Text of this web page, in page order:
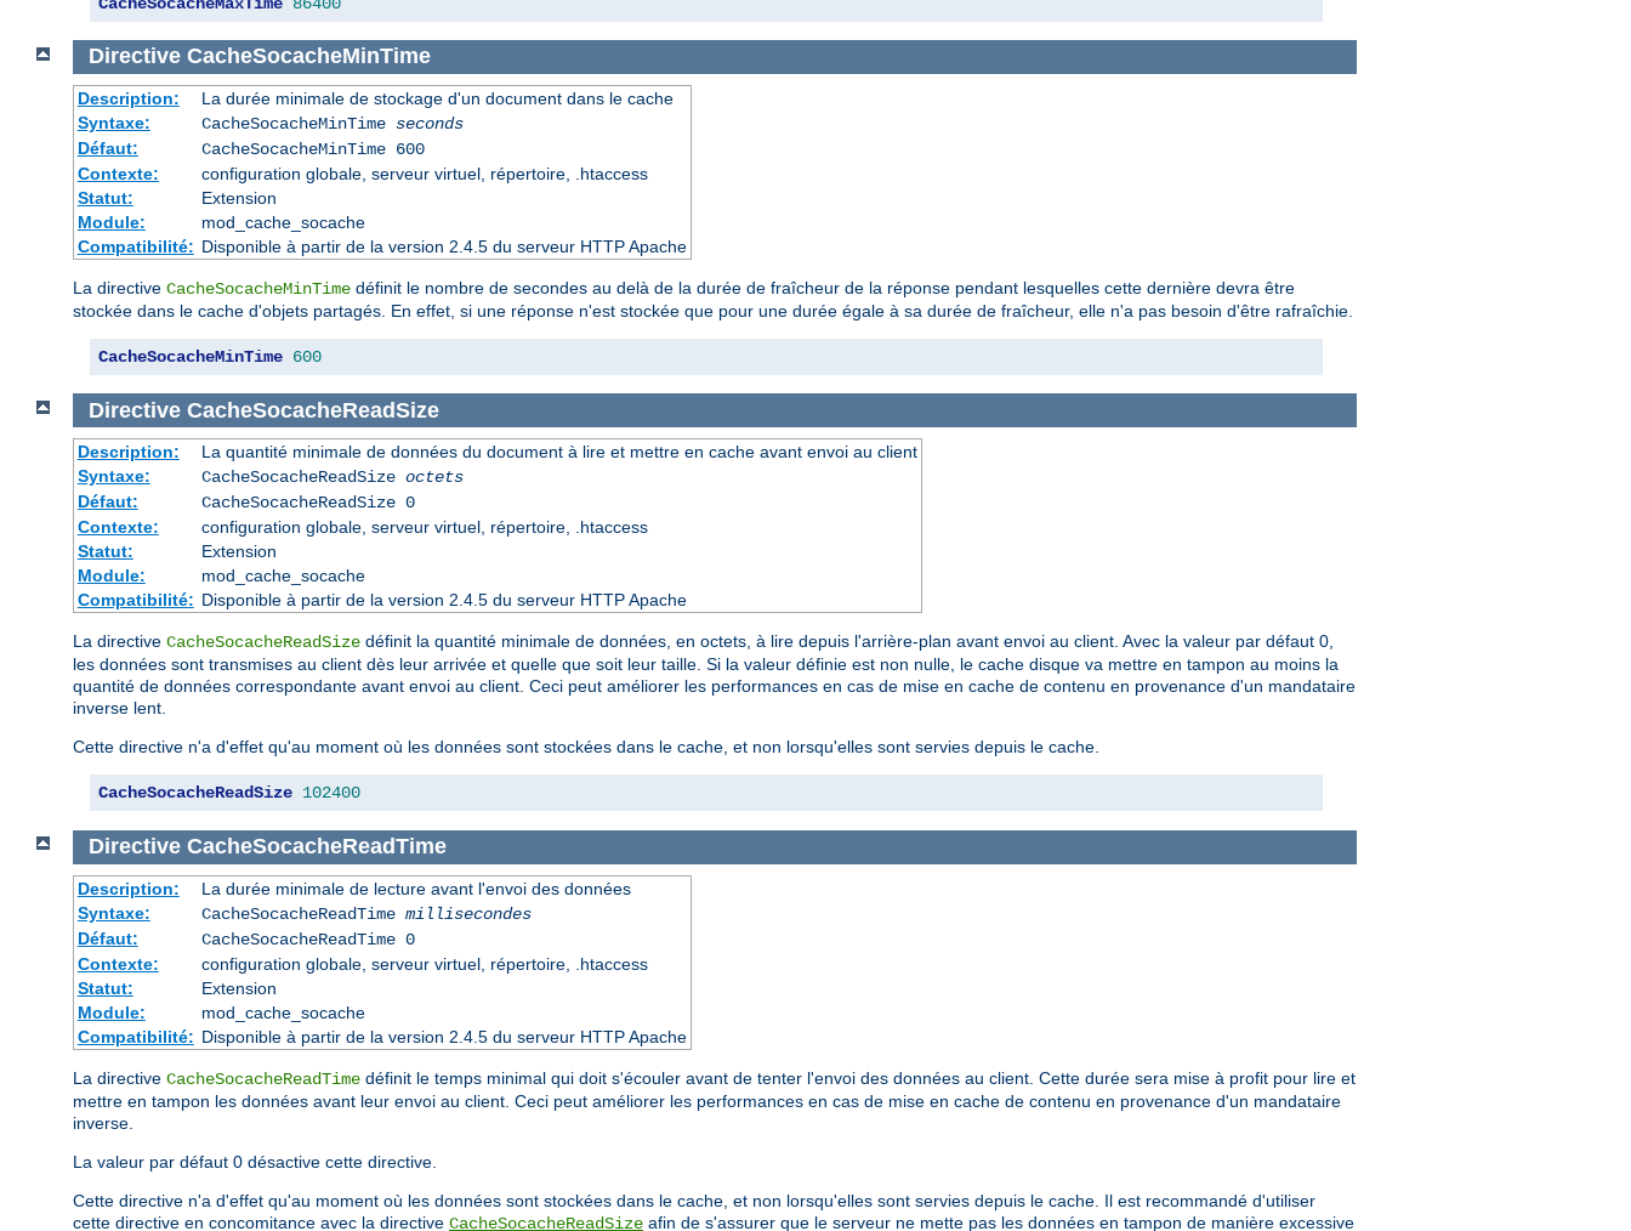
Directive CacheSocacheMinTime
Description:
La durée minimale de stockage d'un document dans le cache
Syntaxe:
CacheSocacheMinTime seconds
Défaut:
CacheSocacheMinTime 600
Contexte:
configuration globale, serveur virtuel, répertoire, .htaccess
Statut:
Extension
Module:
mod_cache_socache
Compatibilité: Disponible à partir de la version 2.4.5 du serveur HTTP Apache
La directive CacheSocacheMinTime définit le nombre de secondes au delà de la durée de fraîcheur de la réponse pendant lesquelles cette dernière devra être
stockée dans le cache d'objets partagés. En effet, si une réponse n'est stockée que pour une durée égale à sa durée de fraîcheur, elle n'a pas besoin d'être rafraîchie.
CacheSocacheMinTime 600
Directive CacheSocacheReadSize
Description:
La quantité minimale de données du document à lire et mettre en cache avant envoi au client
Syntaxe:
CacheSocacheReadSize octets
Défaut:
CacheSocacheReadSize 0
Contexte:
configuration globale, serveur virtuel, répertoire, .htaccess
Statut:
Extension
Module:
mod_cache_socache
Compatibilité: Disponible à partir de la version 2.4.5 du serveur HTTP Apache
La directive CacheSocacheReadSize définit la quantité minimale de données, en octets, à lire depuis l'arrière-plan avant envoi au client. Avec la valeur par défaut 0,
les données sont transmises au client dès leur arrivée et quelle que soit leur taille. Si la valeur définie est non nulle, le cache disque va mettre en tampon au moins la
quantité de données correspondante avant envoi au client. Ceci peut améliorer les performances en cas de mise en cache de contenu en provenance d'un mandataire
inverse lent.
Cette directive n'a d'effet qu'au moment où les données sont stockées dans le cache, et non lorsqu'elles sont servies depuis le cache.
CacheSocacheReadSize 102400
Directive CacheSocacheReadTime
Description:
La durée minimale de lecture avant l'envoi des données
Syntaxe:
CacheSocacheReadTime millisecondes
Défaut:
CacheSocacheReadTime 0
Contexte:
configuration globale, serveur virtuel, répertoire, .htaccess
Statut:
Extension
Module:
mod_cache_socache
Compatibilité: Disponible à partir de la version 2.4.5 du serveur HTTP Apache
La directive CacheSocacheReadTime définit le temps minimal qui doit s'écouler avant de tenter l'envoi des données au client. Cette durée sera mise à profit pour lire et
mettre en tampon les données avant leur envoi au client. Ceci peut améliorer les performances en cas de mise en cache de contenu en provenance d'un mandataire
inverse.
La valeur par défaut 0 désactive cette directive.
Cette directive n'a d'effet qu'au moment où les données sont stockées dans le cache, et non lorsqu'elles sont servies depuis le cache. Il est recommandé d'utiliser
cette directive en concomitance avec la directive CacheSocacheReadSize afin de s'assurer que le serveur ne mette pas les données en tampon de manière excessive